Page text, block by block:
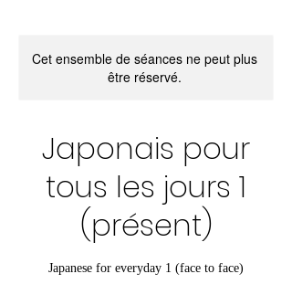
Cet ensemble de séances ne peut plus
être réservé.
Japonais pour
tous les jours 1
(présent)
Japanese for everyday 1 (face to face)